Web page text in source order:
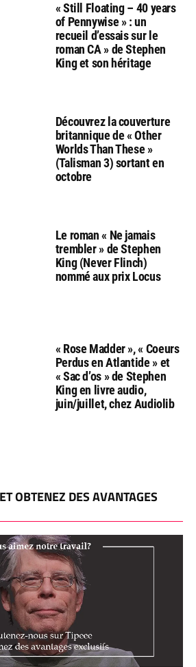
« Still Floating – 40 years
of Pennywise » : un
recueil d’essais sur le
roman CA » de Stephen
King et son héritage
Découvrez la couverture
britannique de « Other
Worlds Than These »
(Talisman 3) sortant en
octobre
Le roman « Ne jamais
trembler » de Stephen
King (Never Flinch)
nommé aux prix Locus
« Rose Madder », « Coeurs
Perdus en Atlantide » et
« Sac d’os » de Stephen
King en livre audio,
juin/juillet, chez Audiolib
OBTENEZ DES AVANTAGES